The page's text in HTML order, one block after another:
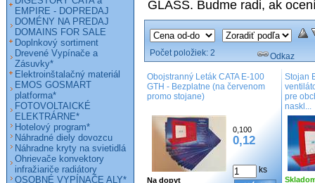
GLASS. Budme radi, ak
Počet položiek: 2 Odkaz
Obojstranný Leták CATA E-100
GTH - Bezplatne (na červenom
promo stojane)
0,100
0,12
ks
Na dopyt
Stojan
pre
naskl...
EMPIRE - DOPREDAJ
DOMÉNY NA PREDAJ
DOMAINS FOR SALE
Doplnkový sortiment
Drevené Vypínače a
Zásuvky*
Elektroinštalačný materiál
EMOS GOSMART
platforma*
FOTOVOLTAICKÉ
ELEKTRÁRNE*
Hotelový program*
Náhradné diely dovozcu
Náhradne kryty na svietidlá
Ohrievače konvektory
infražiariče radiátory
OSOBNÉ VYPÍNAČE ALY*